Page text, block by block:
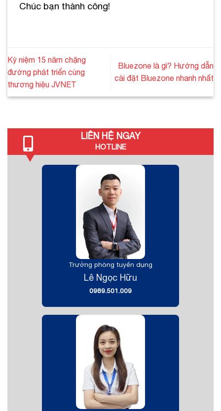
Chúc bạn thành công!
Kỷ niệm 15 năm chặng
đường phát triển cùng
thương hiệu JVNET
Bluezone là gì? Hướng dẫn
cài đặt Bluezone nhanh nhất
LIÊN HỆ NGAY
HOTLINE
Trưởng phòng tuyển dụng
Lê Ngọc Hữu
0989.501.009